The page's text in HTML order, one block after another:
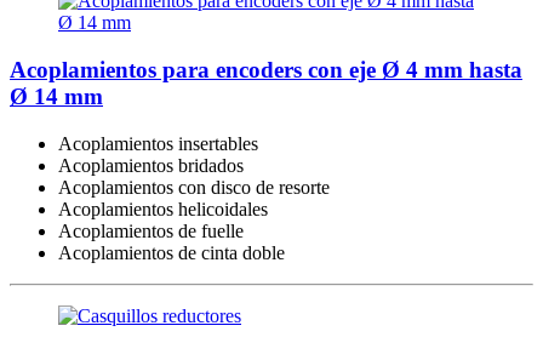
Acoplamientos para encoders con eje Ø 4 mm hasta
Ø 14 mm
Acoplamientos insertables
Acoplamientos bridados
Acoplamientos con disco de resorte
Acoplamientos helicoidales
Acoplamientos de fuelle
Acoplamientos de cinta doble